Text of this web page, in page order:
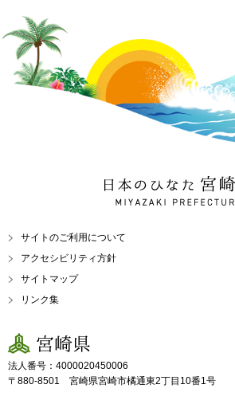
日本のひなた 宮崎県
MIYAZAKI PREFECTURE
サイトのご利用について
アクセシビリティ方針
サイトマップ
リンク集
宮崎県
法人番号：4000020450006
〒880-8501 宮崎県宮崎市橘通東2丁目10番1号